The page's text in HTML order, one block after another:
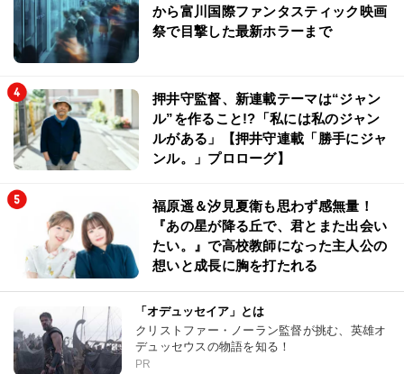
から富川国際ファンタスティック映画
祭で目撃した最新ホラーまで
押井守監督、新連載テーマは“ジャン
ル”を作ること!?「私には私のジャン
ルがある」【押井守連載「勝手にジャ
ンル。」プロローグ】
福原遥＆汐見夏衛も思わず感無量！
『あの星が降る丘で、君とまた出会い
たい。』で高校教師になった主人公の
想いと成長に胸を打たれる
「オデュッセイア」とは
クリストファー・ノーラン監督が挑む、英雄オ
デュッセウスの物語を知る！
PR